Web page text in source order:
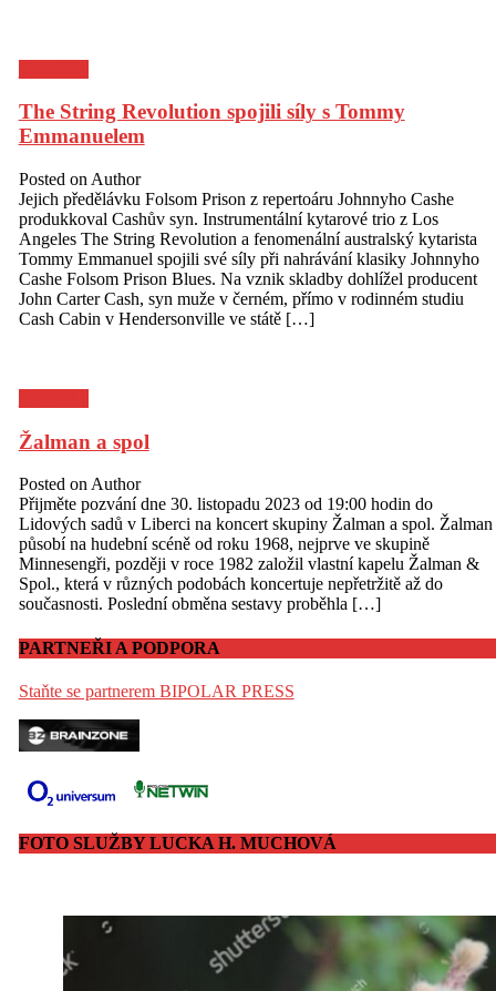
The String Revolution spojili síly s Tommy
Emmanuelem
Posted on Author
Jejich předělávku Folsom Prison z repertoáru Johnnyho Cashe
produkkoval Cashův syn. Instrumentální kytarové trio z Los
Angeles The String Revolution a fenomenální australský kytarista
Tommy Emmanuel spojili své síly při nahrávání klasiky Johnnyho
Cashe Folsom Prison Blues. Na vznik skladby dohlížel producent
John Carter Cash, syn muže v černém, přímo v rodinném studiu
Cash Cabin v Hendersonville ve státě […]
Žalman a spol
Posted onAuthor
Přijměte pozvání dne 30. listopadu 2023 od 19:00 hodin do
Lidových sadů v Liberci na koncert skupiny Žalman a spol. Žalman
působí na hudební scéně od roku 1968, nejprve ve skupině
Minnesengři, později v roce 1982 založil vlastní kapelu Žalman &
Spol., která v různých podobách koncertuje nepřetržitě až do
současnosti. Poslední obměna sestavy proběhla […]
PARTNEŘI A PODPORA
Staňte se partnerem BIPOLAR PRESS
FOTO SLUŽBY LUCKA H. MUCHOVÁ